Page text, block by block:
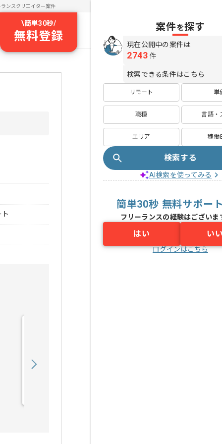
ランスクリエイター案件
\簡単30秒/
無料登録
案件を探す
現在公開中の案件は
2743 件
検索できる条件はこちら
リモート 単
職種 言語・
エリア 稼働
検索する
AI検索を使ってみる
簡単30秒 無料サポー
フリーランスの経験はございま
はい い
ログインはこちら